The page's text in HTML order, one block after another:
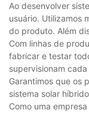
Ao desenvolver
usuário. Utilizamos
do produto. Além
Com linhas de
fabricar e testar
supervisionam
Garantimos que os
sistema solar
Como uma